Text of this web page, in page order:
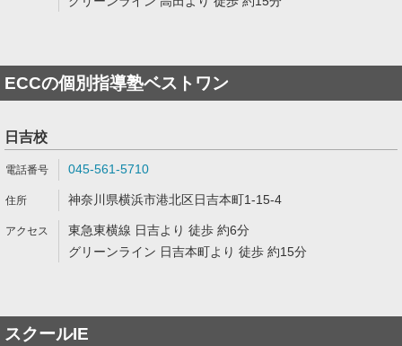
ECCの個別指導塾ベストワン
日吉校
045-561-5710
神奈川県横浜市港北区日吉本町1-15-4
東急東横線 日吉より 徒歩 約6分
グリーンライン 日吉本町より 徒歩 約15分
スクールIE